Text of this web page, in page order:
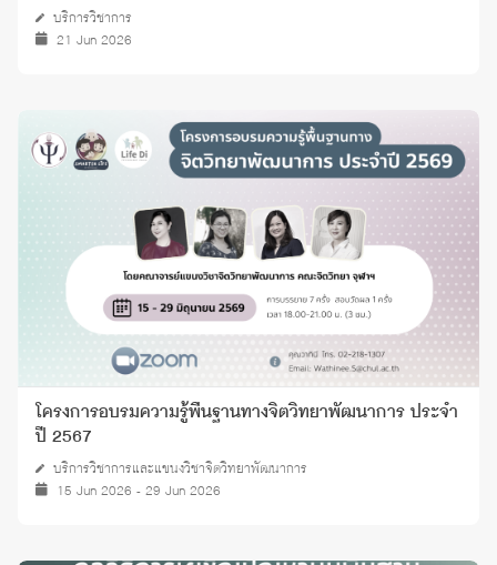
บริการวิชาการ
21 Jun 2026
โครงการอบรมความรู้พื้นฐานทางจิตวิทยาพัฒนาการ ประจำ
ปี 2567
บริการวิชาการและแขนงวิชาจิตวิทยาพัฒนาการ
15 Jun 2026 - 29 Jun 2026